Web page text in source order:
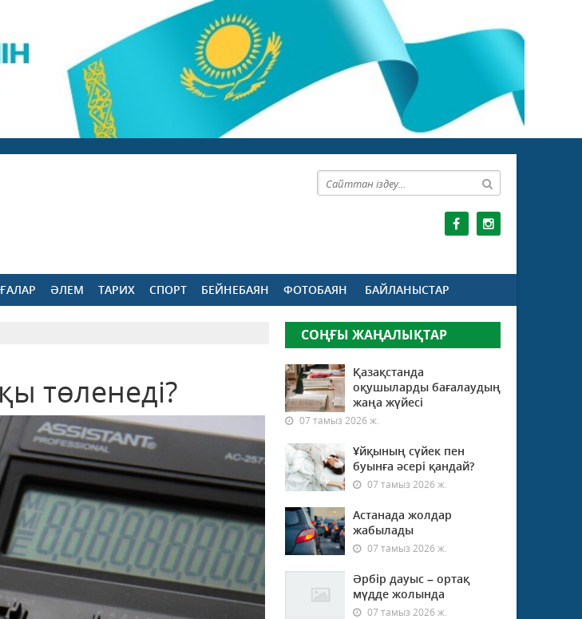
ӘЛЕМ ТАРИХ СПОРТ БЕЙНЕБАЯН ФОТОБАЯН БАЙЛАНЫСТАР
төленеді?
СОҢҒЫ ЖАҢАЛЫҚТАР
Қазақстанда
оқушыларды бағалаудың
жаңа жүйесі
07 тамыз 2026 ж.
Ұйқының сүйек пен
буынға әсері қандай?
07 тамыз 2026 ж.
Астанада жолдар
жабылады
07 тамыз 2026 ж.
Әрбір дауыс – ортақ
мүдде жолында
07 тамыз 2026 ж.